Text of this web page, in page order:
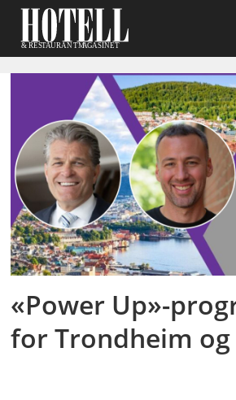
Emne:
thon
hotel
orion
«Power Up»-
for Trondheim og